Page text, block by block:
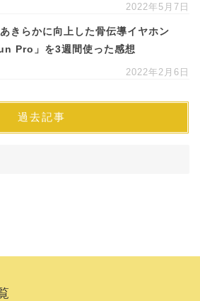
2022年5月7日
きらかに向上した骨伝導イヤホン
Pro」を3週間使った感想
2022年2月6日
過去記事